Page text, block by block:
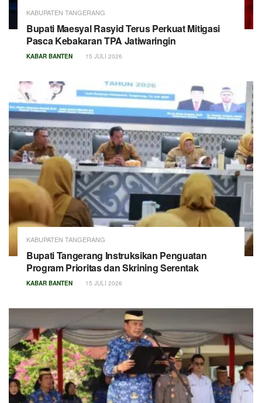
KABUPATEN TANGERANG
Bupati Maesyal Rasyid Terus Perkuat Mitigasi
Pasca Kebakaran TPA Jatiwaringin
KABAR BANTEN 15 JULI 2026
KABUPATEN TANGERANG
Bupati Tangerang Instruksikan Penguatan
Program Prioritas dan Skrining Serentak
KABAR BANTEN 15 JULI 2026